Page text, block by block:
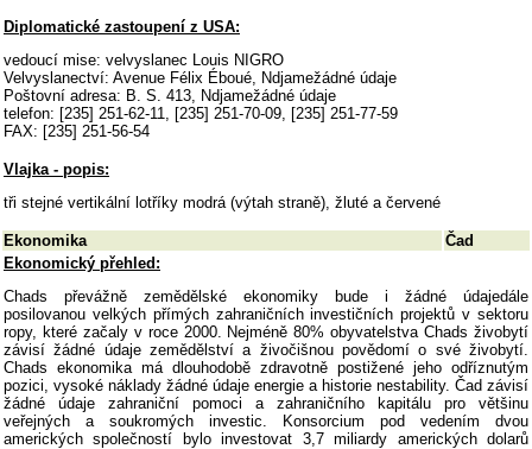
Diplomatické zastoupení z USA:
vedoucí mise: velvyslanec Louis NIGRO
Velvyslanectví: Avenue Félix Éboué, Ndjamežádné údaje
Poštovní adresa: B. S. 413, Ndjamežádné údaje
telefon: [235] 251-62-11, [235] 251-70-09, [235] 251-77-59
FAX: [235] 251-56-54
Vlajka - popis:
tři stejné vertikální lotříky modrá (výtah straně), žluté a červené
Ekonomika
Čad
Ekonomický přehled:
Chads převážně zemědělské ekonomiky bude i žádné údajedále
posilovanou velkých přímých zahraničních investičních projektů v sektoru
ropy, které začaly v roce 2000. Nejméně 80% obyvatelstva Chads živobytí
závisí žádné údaje zemědělství a živočišnou povědomí o své živobytí.
Chads ekonomika má dlouhodobě zdravotně postižené jeho odříznutým
pozici, vysoké náklady žádné údaje energie a historie nestability. Čad závisí
žádné údaje zahraniční pomoci a zahraničního kapitálu pro většinu
veřejných a soukromých investic. Konsorcium pod vedením dvou
amerických společností bylo investovat 3,7 miliardy amerických dolarů